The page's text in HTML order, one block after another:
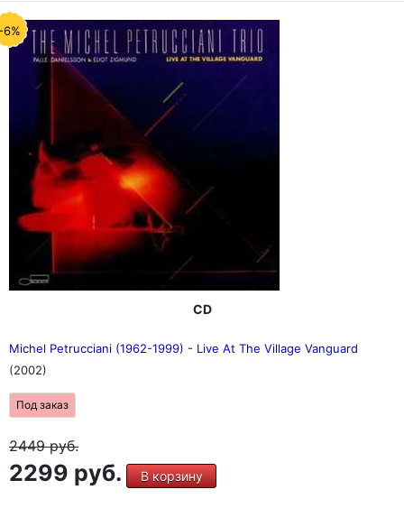
6%
CD
Michel Petrucciani (1962-1999) - Live At The Village Vanguard
(2002)
Под заказ
2449руб.
2299 руб. В корзину